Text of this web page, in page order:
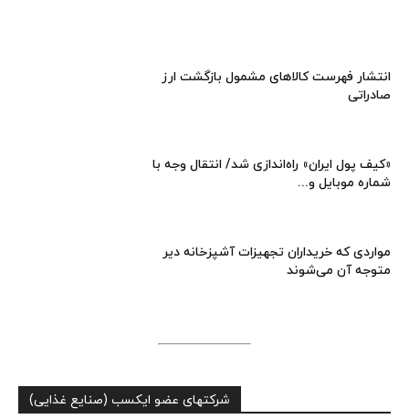
انتشار فهرست کالاهای مشمول بازگشت ارز
صادراتی
«کیف پول ایران» راه‌اندازی شد/ انتقال وجه با
شماره موبایل و...
مواردی که خریداران تجهیزات آشپزخانه دیر
متوجه آن می‌شوند
شرکتهای عضو ایکسب (صنایع غذایی)